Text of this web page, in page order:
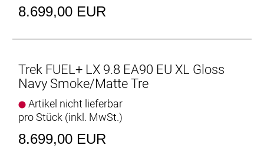
der 580-Wh-Akku durch seine Effizienz und hohe
Reichweite.
für den Range Extender Zusatzakku, langhubige
Variosattelstützen, größere Dämpfer,
Rahmentaschen und vieles mehr.
Active Braking Pivot erlaubt unseren Ingenieuren die
8.699,00 EUR
Trek FUEL+ LX 9.8 EA90 EU XL Gloss
Navy Smoke/Matte Tre
Artikel nicht lieferbar
pro Stück (inkl. MwSt.)
8.699,00 EUR